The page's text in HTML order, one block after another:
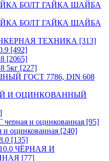
БОЛТ ГАЙКА ШАЙБА
БОЛТ ГАЙКА ШАЙБА
ТЕХНИКА [313]
[492]
[2065]
5кг [227]
ГОСТ 7786, DIN 608
И ОЦИНКОВАННЫЙ
и оцинкованная [95]
оцинкованная [240]
[135]
ЧЁРНАЯ И
[77]